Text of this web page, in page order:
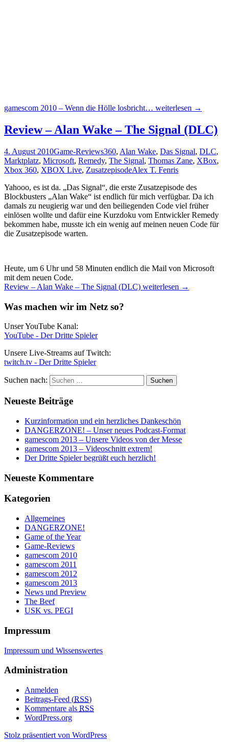
gamescom 2010 – Wenn die Hölle losbricht… weiterlesen →
Review – Alan Wake – The Signal (DLC)
4. August 2010Game-Reviews360, Alan Wake, Das Signal, DLC,
Marktplatz, Microsoft, Remedy, The Signal, Thomas Zane, XBox,
Xbox 360, XBOX Live, ZusatzepisodeAlex T. Fenris
Yahooo, es ist da. „Das Signal“, die erste Zusatzepisode des
Blockbusters „Alan Wake“ ist endlich für mich verfügbar. Da ich
damals zu neugierig war und den beiliegenden Code viel früher
einlösen wollte und dafür eine Kurzdoku vom Entwickler Remedy
bekommen habe, musste ich ein wenig auf meinen neuen Code für
die Zusatzepisode warten.
Heute, um 6 Uhr und 58 Minuten endlich die Mail von Microsoft
mit dem neuen Code.
Review – Alan Wake – The Signal (DLC) weiterlesen →
Was machen wir im Netz so?
Unser YouTube Kanal:
YouTube - Der Dritte Spieler
Unsere Live-Streams auf Twitch:
twitch.tv - Der Dritte Spieler
Suchen nach:
Neueste Beiträge
Kurzinformation und ein herzliches Dankeschön
DANGERZONE! – Unser neues Podcast-Format
gamescom 2013 – Unsere Videos von der Messe
gamescom 2013 – Videoschnitt extrem!
Der Dritte Spieler begrüßt euch herzlich!
Neueste Kommentare
Kategorien
Allgemeines
DANGERZONE!
Game of the Year
Game-Reviews
gamescom 2010
gamescom 2011
gamescom 2012
gamescom 2013
News und Preview
The Beef
USK vs. PEGI
Impressum
Impressum und Wissenswertes
Administration
Anmelden
Beitrags-Feed (RSS)
Kommentare als RSS
WordPress.org
Stolz präsentiert von WordPress